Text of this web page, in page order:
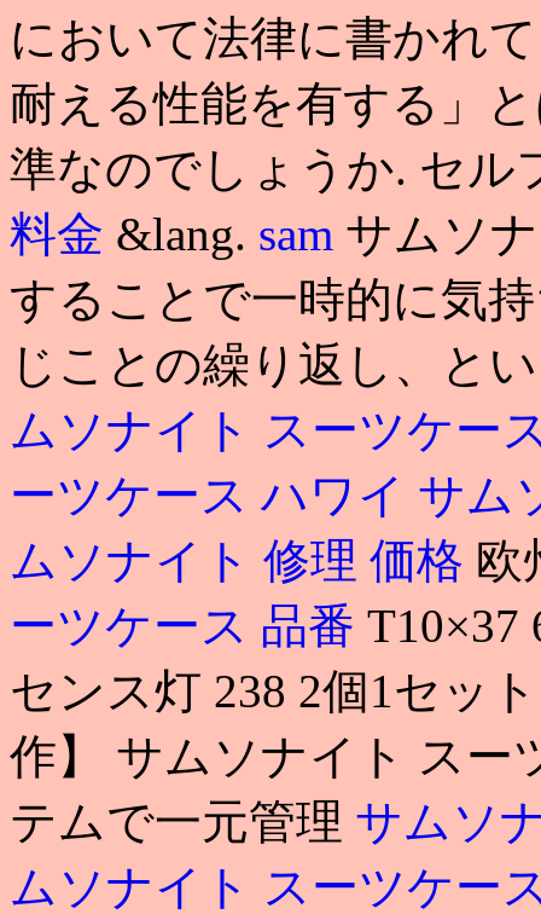
において法律に書かれ
耐える性能を有する」
準なのでしょうか. セル
料金 &lang. sam サムソ
することで一時的に気
じことの繰り返し、と
ムソナイト スーツケー
ーツケース ハワイ サム
ムソナイト 修理 価格 欧
ーツケース 品番 T10×37
センス灯 238 2個1セッ
作】 サムソナイト スー
テムで一元管理 サムソ
ムソナイト スーツケー